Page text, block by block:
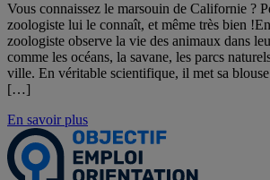
Vous connaissez le marsouin de Californie ?
zoologiste lui le connaît, et même très bien
zoologiste observe la vie des animaux dans
comme les océans, la savane, les parcs
ville. En véritable scientifique, il met sa
[…]
En savoir plus